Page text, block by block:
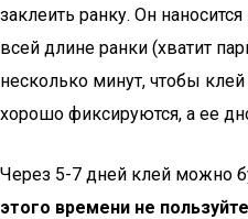
заклеить ранку. Он
всей длине ранки (хватит
несколько минут, чтобы
хорошо фиксируются, а ее
Через 5-7 дней клей можно
этого времени не